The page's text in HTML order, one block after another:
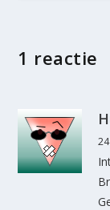
1 reactie